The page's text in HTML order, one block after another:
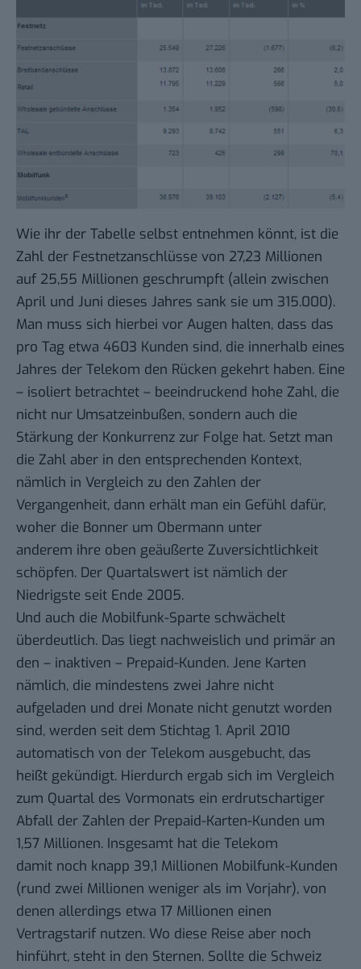
Wie ihr der Tabelle selbst entnehmen könnt, ist die
Zahl der Festnetzanschlüsse von 27,23 Millionen
auf 25,55 Millionen geschrumpft (allein zwischen
April und Juni dieses Jahres sank sie um 315.000).
Man muss sich hierbei vor Augen halten, dass das
pro Tag etwa 4603 Kunden sind, die innerhalb eines
Jahres der Telekom den Rücken gekehrt haben. Eine
– isoliert betrachtet – beeindruckend hohe Zahl, die
nicht nur Umsatzeinbußen, sondern auch die
Stärkung der Konkurrenz zur Folge hat. Setzt man
die Zahl aber in den entsprechenden Kontext,
nämlich in Vergleich zu den Zahlen der
Vergangenheit, dann erhält man ein Gefühl dafür,
woher die Bonner um Obermann unter
anderem ihre oben geäußerte Zuversichtlichkeit
schöpfen. Der Quartalswert ist nämlich der
Niedrigste seit Ende 2005.
Und auch die Mobilfunk-Sparte schwächelt
überdeutlich. Das liegt nachweislich und primär an
den – inaktiven – Prepaid-Kunden. Jene Karten
nämlich, die mindestens zwei Jahre nicht
aufgeladen und drei Monate nicht genutzt worden
sind, werden seit dem Stichtag 1. April 2010
automatisch von der Telekom ausgebucht, das
heißt gekündigt. Hierdurch ergab sich im Vergleich
zum Quartal des Vormonats ein erdrutschartiger
Abfall der Zahlen der Prepaid-Karten-Kunden um
1,57 Millionen. Insgesamt hat die Telekom
damit noch knapp 39,1 Millionen Mobilfunk-Kunden
(rund zwei Millionen weniger als im Vorjahr), von
denen allerdings etwa 17 Millionen einen
Vertragstarif nutzen. Wo diese Reise aber noch
hinführt, steht in den Sternen. Sollte die Schweiz